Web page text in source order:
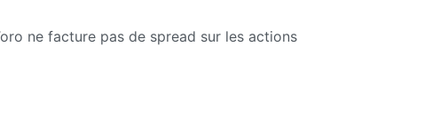
ne facture pas de spread sur les actions